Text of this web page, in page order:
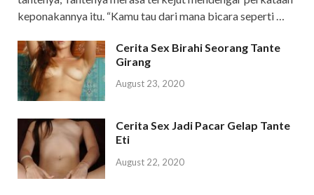
keponakannya itu. “Kamu tau dari mana bicara seperti …
Cerita Sex Birahi Seorang Tante
Girang
August 23, 2020
Cerita Sex Jadi Pacar Gelap Tante
Eti
August 22, 2020